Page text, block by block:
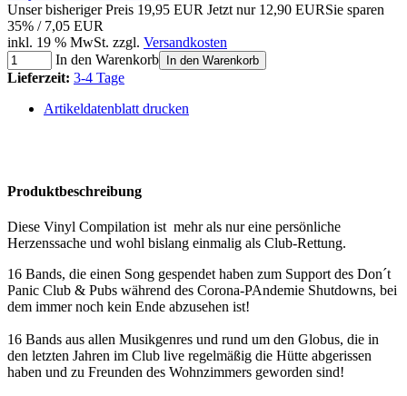
Unser bisheriger Preis 19,95 EUR Jetzt nur 12,90 EURSie sparen
35% / 7,05 EUR
inkl. 19 % MwSt. zzgl. Versandkosten
In den Warenkorb
In den Warenkorb
Lieferzeit: 3-4 Tage
Artikeldatenblatt drucken
Produktbeschreibung
Diese Vinyl Compilation ist mehr als nur eine persönliche
Herzenssache und wohl bislang einmalig als Club-Rettung.
16 Bands, die einen Song gespendet haben zum Support des Don´t
Panic Club & Pubs während des Corona-PAndemie Shutdowns, bei
dem immer noch kein Ende abzusehen ist!
16 Bands aus allen Musikgenres und rund um den Globus, die in
den letzten Jahren im Club live regelmäßig die Hütte abgerissen
haben und zu Freunden des Wohnzimmers geworden sind!